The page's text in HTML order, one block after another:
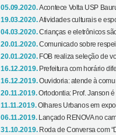
05.09.2020.Acontece Volta USP
19.03.2020.Atividades culturais e
04.03.2020.Crianças e eletrônicos
20.01.2020.Comunicado sobre
20.01.2020. FOB realiza seleção de
16.12.2019. Prefeitura com horário
16.12.2019.Ouvidoria: atende à
20.11.2019.Ortodontia: Prof. Janson
11.11.2019.Olhares Urbanos em
06.11.2019.
Lançado RENOVA no
31.10.2019. Roda de Conversa com